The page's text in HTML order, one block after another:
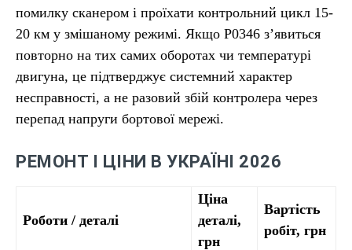
помилку сканером і проїхати контрольний цикл 15-
20 км у змішаному режимі. Якщо P0346 з’явиться
повторно на тих самих оборотах чи температурі
двигуна, це підтверджує системний характер
несправності, а не разовий збій контролера через
перепад напруги бортової мережі.
РЕМОНТ І ЦІНИ В УКРАЇНІ 2026
Роботи / деталі
Ціна
деталі,
грн
Вартість
робіт, грн